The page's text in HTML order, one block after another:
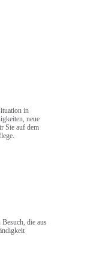
in
neue
Sie auf dem
die aus